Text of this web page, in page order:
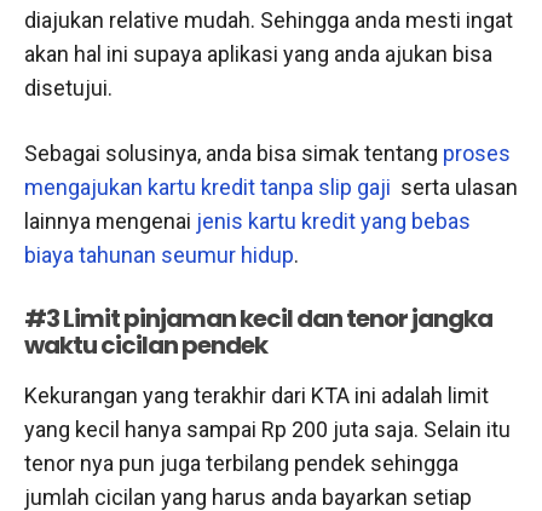
diajukan relative mudah. Sehingga anda mesti ingat
akan hal ini supaya aplikasi yang anda ajukan bisa
disetujui.
Sebagai solusinya, anda bisa simak tentang proses
mengajukan kartu kredit tanpa slip gaji serta ulasan
lainnya mengenai jenis kartu kredit yang bebas
biaya tahunan seumur hidup.
#3 Limit pinjaman kecil dan tenor jangka
waktu cicilan pendek
Kekurangan yang terakhir dari KTA ini adalah limit
yang kecil hanya sampai Rp 200 juta saja. Selain itu
tenor nya pun juga terbilang pendek sehingga
jumlah cicilan yang harus anda bayarkan setiap